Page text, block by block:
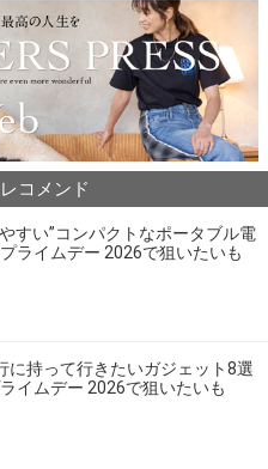
コメンド
すい”コンパクトなポータブル電
ライムデー 2026で狙いたいも
に持って行きたいガジェット8選
イムデー 2026で狙いたいも